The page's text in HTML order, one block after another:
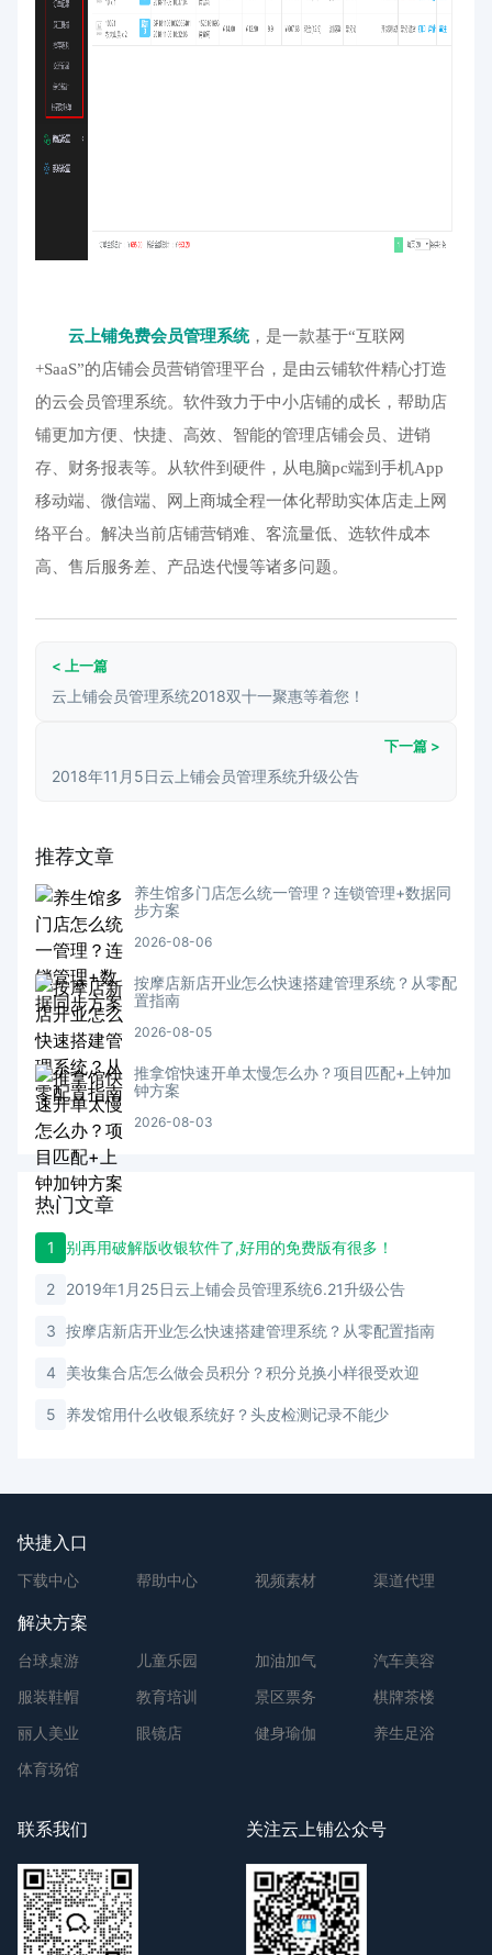
云上铺免费会员管理系统 ，是一款基于“互联网
+SaaS”的店铺会员营销管理平台，是由云铺软件精心打造
的云会员管理系统。软件致力于中小店铺的成长，帮助店
铺更加方便、快捷、高效、智能的管理店铺会员、进销
存、财务报表等。从软件到硬件，从电脑pc端到手机App
移动端、微信端、网上商城全程一体化帮助实体店走上网
络平台。 解决当前店铺营销难、客流量低、选软件成本
高、售后服务差、产品迭代慢等诸多问题。
< 上一篇
云上铺会员管理系统2018双十一聚惠等着您！
下一篇 >
2018年11月5日云上铺会员管理系统升级公告
推荐文章
养生馆多门店怎么统一管理？连锁管理+数据同
步方案
2026-08-06
按摩店新店开业怎么快速搭建管理系统？从零配
置指南
2026-08-05
推拿馆快速开单太慢怎么办？项目匹配+上钟加
钟方案
2026-08-03
热门文章
1 别再用破解版收银软件了,好用的免费版有很多！
2 2019年1月25日云上铺会员管理系统6.21升级公告
3 按摩店新店开业怎么快速搭建管理系统？从零配置指南
4 美妆集合店怎么做会员积分？积分兑换小样很受欢迎
5 养发馆用什么收银系统好？头皮检测记录不能少
快捷入口
下载中心 帮助中心 视频素材 渠道代理
解决方案
台球桌游 儿童乐园 加油加气
汽车美容
服装鞋帽
教育培训 景区票务
棋牌茶楼
丽人美业
眼镜店 健身瑜伽
养生足浴
体育场馆
联系我们 关注云上铺公众号